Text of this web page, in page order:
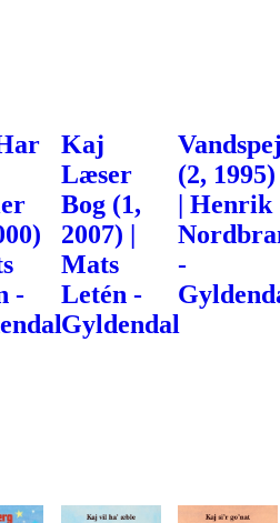
-
Kaj
Læser
Bog (1,
2007) |
Mats
Letén -
Gyldendal
(2, 1995)
| Henrik
-